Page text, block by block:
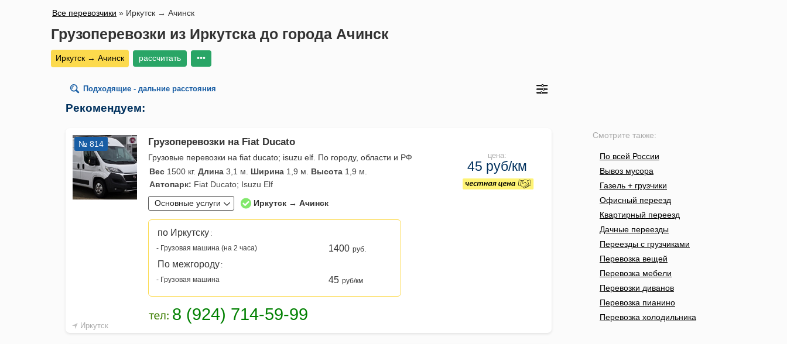
Все перевозчики » Иркутск → Ачинск
Грузоперевозки из Иркутска до города Ачинск
Иркутск → Ачинск рассчитать •••
Смотрите также:
По всей России
Вывоз мусора
Газель + грузчики
Офисный переезд
Квартирный переезд
Дачные переезды
Переезды с грузчиками
Перевозка вещей
Перевозка мебели
Перевозки диванов
Перевозка пианино
Перевозка холодильника
Подходящие - дальние расстояния
Рекомендуем:
Иркутск
№ 814 Грузоперевозки на Fiat Ducato
Грузовые перевозки на fiat ducato; isuzu elf. По городу, области и РФ
Вес 1500 кг. Длина 3,1 м. Ширина 1,9 м. Высота 1,9 м.
Автопарк: Fiat Ducato; Isuzu Elf
Основные услуги
Иркутск → Ачинск
по Иркутску :
- Грузовая машина (на 2 часа)
1400 руб.
По межгороду :
- Грузовая машина
45 руб/км
цена:
45 руб/км